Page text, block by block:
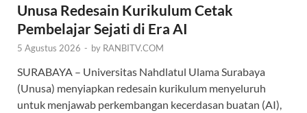
Unusa Redesain Kurikulum Cetak
Pembelajar Sejati di Era AI
5 Agustus 2026 - by RANBITV.COM
SURABAYA – Universitas Nahdlatul Ulama Surabaya
(Unusa) menyiapkan redesain kurikulum menyeluruh
untuk menjawab perkembangan kecerdasan buatan (AI),